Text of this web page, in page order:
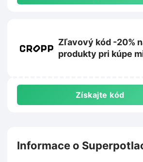
Zľavový kód -20%
produkty pri kúpe
Získajte kód
Informace o